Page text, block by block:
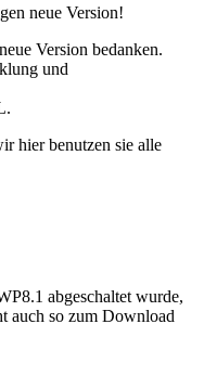
neue Version!
Version bedanken.
und
hier benutzen sie alle
abgeschaltet wurde,
auch so zum Download